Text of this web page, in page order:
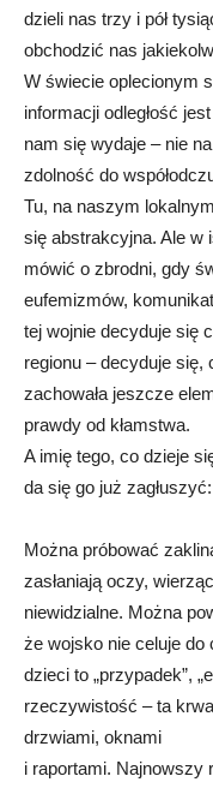
dzieli nas trzy i pół
obchodzić nas
W świecie oplecionym
informacji odległość
nam się wydaje – nie
zdolność do
Tu, na naszym
się abstrakcyjna. Ale w
mówić o zbrodni, gdy
eufemizmów,
tej wojnie decyduje się
regionu – decyduje
zachowała jeszcze
prawdy od kłamstwa.
A imię tego, co dzieje
da się go już zagłuszyć:
Można próbować
zasłaniają oczy,
niewidzialne. Można
że wojsko nie celuje do
dzieci to „przypadek”,
rzeczywistość – ta
drzwiami, oknami
i raportami. Najnowszy